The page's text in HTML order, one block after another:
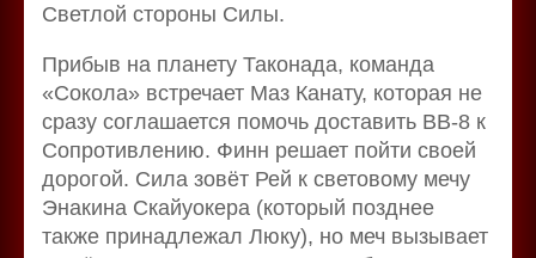
Светлой стороны Силы.
Прибыв на планету Таконада, команда
«Сокола» встречает Маз Канату, которая не
сразу соглашается помочь доставить BB-8 к
Сопротивлению. Финн решает пойти своей
дорогой. Сила зовёт Рей к световому мечу
Энакина Скайуокера (который позднее
также принадлежал Люку), но меч вызывает